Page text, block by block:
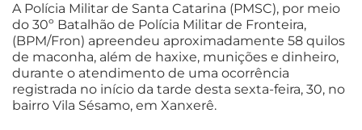
A Polícia Militar de Santa Catarina (PMSC), por meio
do 30º Batalhão de Polícia Militar de Fronteira,
(BPM/Fron) apreendeu aproximadamente 58 quilos
de maconha, além de haxixe, munições e dinheiro,
durante o atendimento de uma ocorrência
registrada no início da tarde desta sexta-feira, 30, no
bairro Vila Sésamo, em Xanxerê.